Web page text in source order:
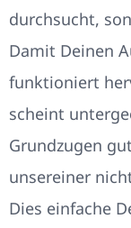
durchsucht,
Damit Deinen
funktioniert
scheint
Grundzugen
unsereiner
Dies einfache